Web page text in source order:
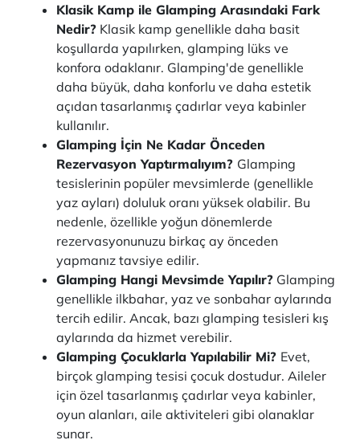
Klasik Kamp ile Glamping Arasındaki Fark
Nedir? Klasik kamp genellikle daha basit
koşullarda yapılırken, glamping lüks ve
konfora odaklanır. Glamping'de genellikle
daha büyük, daha konforlu ve daha estetik
açıdan tasarlanmış çadırlar veya kabinler
kullanılır.
Glamping İçin Ne Kadar Önceden
Rezervasyon Yaptırmalıyım? Glamping
tesislerinin popüler mevsimlerde (genellikle
yaz ayları) doluluk oranı yüksek olabilir. Bu
nedenle, özellikle yoğun dönemlerde
rezervasyonunuzu birkaç ay önceden
yapmanız tavsiye edilir.
Glamping Hangi Mevsimde Yapılır? Glamping
genellikle ilkbahar, yaz ve sonbahar aylarında
tercih edilir. Ancak, bazı glamping tesisleri kış
aylarında da hizmet verebilir.
Glamping Çocuklarla Yapılabilir Mi? Evet,
birçok glamping tesisi çocuk dostudur. Aileler
için özel tasarlanmış çadırlar veya kabinler,
oyun alanları, aile aktiviteleri gibi olanaklar
sunar.